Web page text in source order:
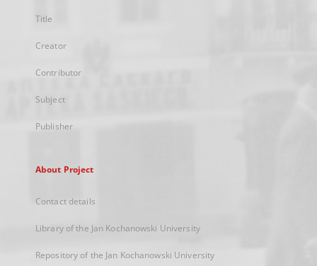
Title
Creator
Contributor
Subject
Publisher
About Project
Contact details
Library of the Jan Kochanowski University
Repository of the Jan Kochanowski University